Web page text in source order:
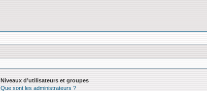
Niveaux d’utilisateurs et groupes
Que sont les administrateurs ?